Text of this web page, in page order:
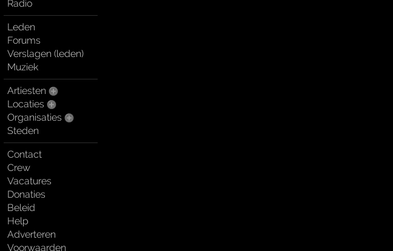
Radio
Leden
Forums
Verslagen (leden)
Muziek
Artiesten
Locaties
Organisaties
Steden
Contact
Crew
Vacatures
Donaties
Beleid
Help
Adverteren
Voorwaarden